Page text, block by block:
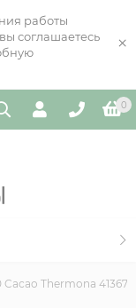
работы
соглашаетесь
×
0
Cacao Thermona 41367